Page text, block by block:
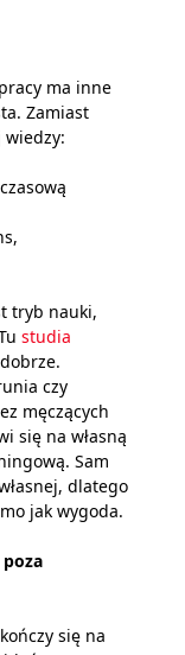
ma inne
Zamiast
tryb nauki,
studia
czy
męczących
się na własną
Sam
dlatego
jak wygoda.
się na